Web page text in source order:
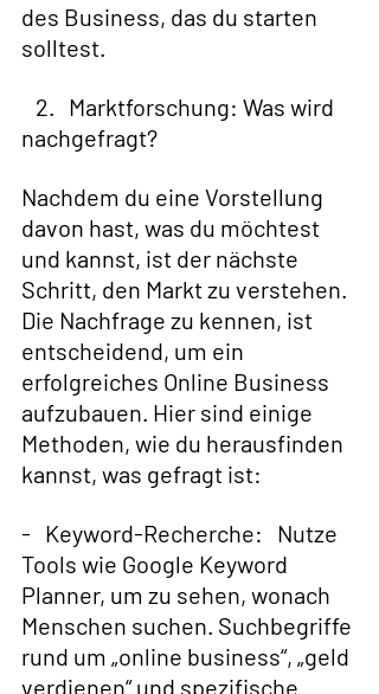
des Business, das du starten
solltest.
2.   Marktforschung: Was wird
nachgefragt?
Nachdem du eine Vorstellung
davon hast, was du möchtest
und kannst, ist der nächste
Schritt, den Markt zu verstehen.
Die Nachfrage zu kennen, ist
entscheidend, um ein
erfolgreiches Online Business
aufzubauen. Hier sind einige
Methoden, wie du herausfinden
kannst, was gefragt ist:
-   Keyword-Recherche:   Nutze
Tools wie Google Keyword
Planner, um zu sehen, wonach
Menschen suchen. Suchbegriffe
rund um „online business“, „geld
verdienen“ und spezifische